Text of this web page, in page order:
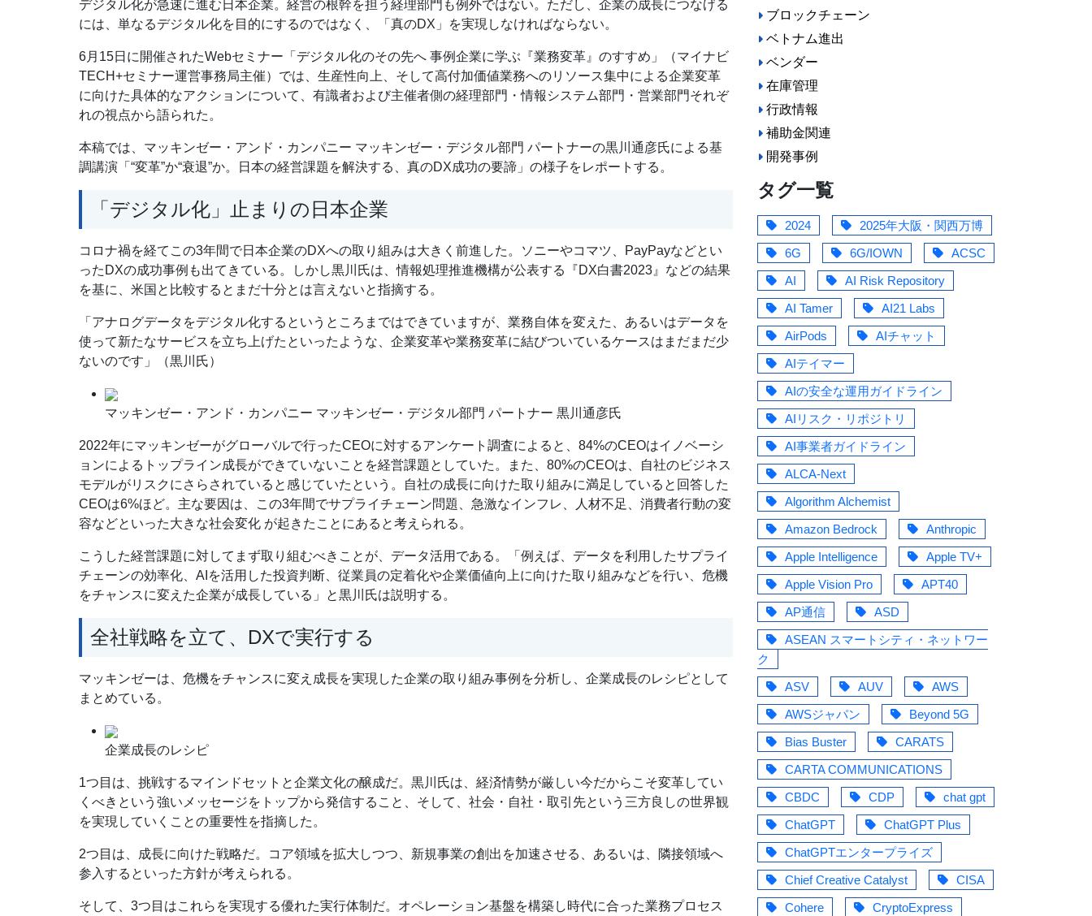
デジタル化が急速に進む日本企業。経営の根幹を担う経理部門も例外ではない。ただし、企業の成長につなげる
には、単なるデジタル化を目的にするのではなく、「真のDX」を実現しなければならない。
6月15日に開催されたWebセミナー「デジタル化のその先へ 事例企業に学ぶ『業務変革』のすすめ」（マイナビ
TECH+セミナー運営事務局主催）では、生産性向上、そして高付加価値業務へのリソース集中による企業変革
に向けた具体的なアクションについて、有識者および主催者側の経理部門・情報システム部門・営業部門それぞ
れの視点から語られた。
本稿では、マッキンゼー・アンド・カンパニー マッキンゼー・デジタル部門 パートナーの黒川通彦氏による基
調講演「“変革”か“衰退”か。日本の経営課題を解決する、真のDX成功の要諦」の様子をレポートする。
「デジタル化」止まりの日本企業
コロナ禍を経てこの3年間で日本企業のDXへの取り組みは大きく前進した。ソニーやコマツ、PayPayなどとい
ったDXの成功事例も出てきている。しかし黒川氏は、情報処理推進機構が公表する『DX白書2023』などの結果
を基に、米国と比較するとまだ十分とは言えないと指摘する。
「アナログデータをデジタル化するというところまではできていますが、業務自体を変えた、あるいはデータを
使って新たなサービスを立ち上げたといったような、企業変革や業務変革に結びついているケースはまだまだ少
ないのです」（黒川氏）
マッキンゼー・アンド・カンパニー マッキンゼー・デジタル部門 パートナー 黒川通彦氏
2022年にマッキンゼーがグローバルで行ったCEOに対するアンケート調査によると、84%のCEOはイノベーシ
ョンによるトップライン成長ができていないことを経営課題としていた。また、80%のCEOは、自社のビジネス
モデルがリスクにさらされていると感じていたという。自社の成長に向けた取り組みに満足していると回答した
CEOは6%ほど。主な要因は、この3年間でサプライチェーン問題、急激なインフレ、人材不足、消費者行動の変
容などといった大きな社会変化 が起きたことにあると考えられる。
こうした経営課題に対してまず取り組むべきことが、データ活用である。「例えば、データを利用したサプライ
チェーンの効率化、AIを活用した投資判断、従業員の定着化や企業価値向上に向けた取り組みなどを行い、危機
をチャンスに変えた企業が成長している」と黒川氏は説明する。
全社戦略を立て、DXで実行する
マッキンゼーは、危機をチャンスに変え成長を実現した企業の取り組み事例を分析し、企業成長のレシピとして
まとめている。
企業成長のレシピ
1つ目は、挑戦するマインドセットと企業文化の醸成だ。黒川氏は、経済情勢が厳しい今だからこそ変革してい
くべきという強いメッセージをトップから発信すること、そして、社会・自社・取引先という三方良しの世界観
を実現していくことの重要性を指摘した。
2つ目は、成長に向けた戦略だ。コア領域を拡大しつつ、新規事業の創出を加速させる、あるいは、隣接領域へ
参入するといった方針が考えられる。
そして、3つ目はこれらを実現する優れた実行体制だ。オペレーション基盤を構築し時代に合った業務プロセス
ブロックチェーン
ベトナム進出
ベンダー
在庫管理
行政情報
補助金関連
開発事例
タグ一覧
2024
2025年大阪・関西万博
6G
6G/IOWN
ACSC
AI
AI Risk Repository
AI Tamer
AI21 Labs
AirPods
AIチャット
AIテイマー
AIの安全な運用ガイドライン
AIリスク・リポジトリ
AI事業者ガイドライン
ALCA-Next
Algorithm Alchemist
Amazon Bedrock
Anthropic
Apple Intelligence
Apple TV+
Apple Vision Pro
APT40
AP通信
ASD
ASEAN スマートシティ・ネットワー
ク
ASV
AUV
AWS
AWSジャパン
Beyond 5G
Bias Buster
CARATS
CARTA COMMUNICATIONS
CBDC
CDP
chat gpt
ChatGPT
ChatGPT Plus
ChatGPTエンタープライズ
Chief Creative Catalyst
CISA
Cohere
CryptoExpress